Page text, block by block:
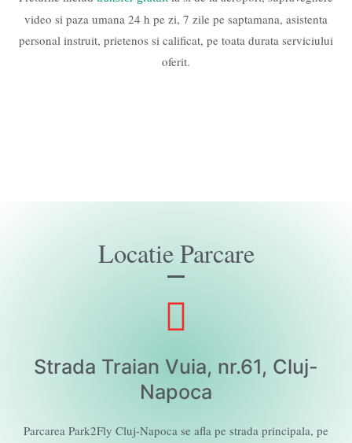
video si paza umana 24 h pe zi, 7 zile pe saptamana, asistenta
personal instruit, prietenos si calificat, pe toata durata serviciului
oferit.
Locatie Parcare
Strada Traian Vuia, nr.61, Cluj-
Napoca
Parcarea Park2Fly Cluj-Napoca se afla pe strada principala, pe